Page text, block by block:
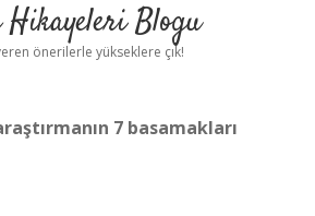
Yasal Uyarı Blogu
önerilerle yükseklere çık!
7 basamakları